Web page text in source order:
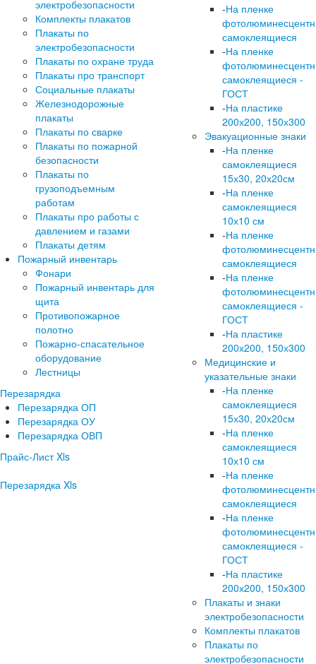
электробезопасности
Комплекты плакатов
Плакаты по
электробезопасности
Плакаты по охране труда
Плакаты про транспорт
Социальные плакаты
Железнодорожные
плакаты
Плакаты по сварке
Плакаты по пожарной
безопасности
Плакаты по
грузоподъемным
работам
Плакаты про работы с
давлением и газами
Плакаты детям
Пожарный инвентарь
Фонари
Пожарный инвентарь для
щита
Противопожарное
полотно
Пожарно-спасательное
оборудование
Лестницы
Перезарядка
Перезарядка ОП
Перезарядка ОУ
Перезарядка ОВП
Прайс-Лист Xls
Перезарядка Xls
-На пленке
самоклеящиеся
-На пленке
самоклеящиеся -
ГОСТ
-На пластике
200х200, 150х300
Эвакуационные знаки
-На пленке
самоклеящиеся
15х30, 20х20см
-На пленке
самоклеящиеся
10х10 см
-На пленке
самоклеящиеся
-На пленке
самоклеящиеся -
ГОСТ
-На пластике
200х200, 150х300
Медицинские и
указательные знаки
-На пленке
самоклеящиеся
15х30, 20х20см
-На пленке
самоклеящиеся
10х10 см
-На пленке
самоклеящиеся
-На пленке
самоклеящиеся -
ГОСТ
-На пластике
200х200, 150х300
Плакаты и знаки
электробезопасности
Комплекты плакатов
Плакаты по
электробезопасности